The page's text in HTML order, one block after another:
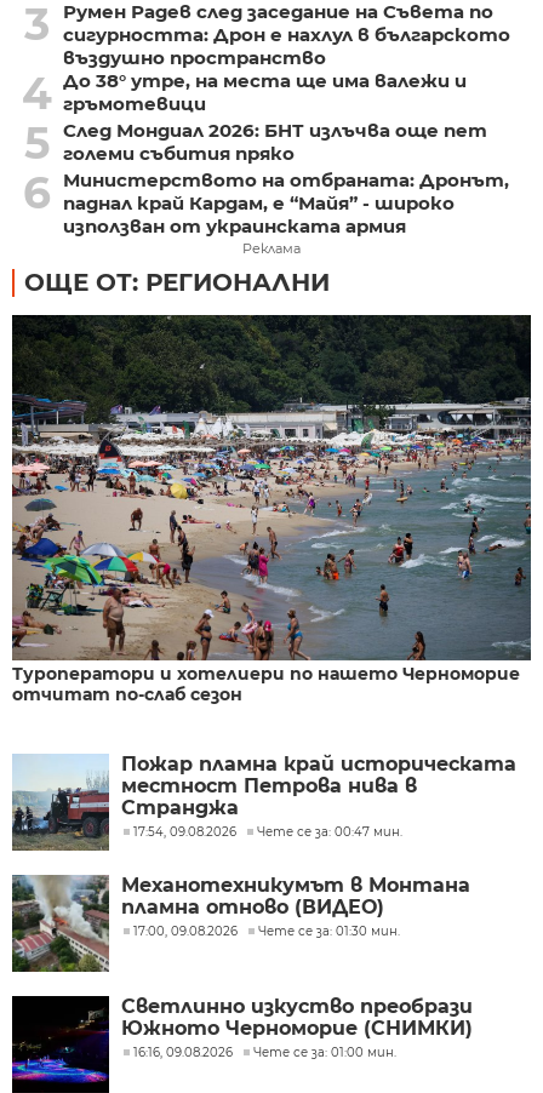
3
Румен Радев след заседание на Съвета по
сигурността: Дрон е нахлул в българското
въздушно пространство
4 До 38° утре, на места ще има валежи и
гръмотевици
5 След Мондиал 2026: БНТ излъчва още пет
големи събития пряко
6
Министерството на отбраната: Дронът,
паднал край Кардам, е “Майя” - широко
използван от украинската армия
Реклама
ОЩЕ ОТ: РЕГИОНАЛНИ
Туроператори и хотелиери по нашето Черноморие
отчитат по-слаб сезон
Пожар пламна край историческата
местност Петрова нива в
Странджа
17:54, 09.08.2026 Чете се за: 00:47 мин.
Механотехникумът в Монтана
пламна отново (ВИДЕО)
17:00, 09.08.2026 Чете се за: 01:30 мин.
Светлинно изкуство преобрази
Южното Черноморие (СНИМКИ)
16:16, 09.08.2026 Чете се за: 01:00 мин.